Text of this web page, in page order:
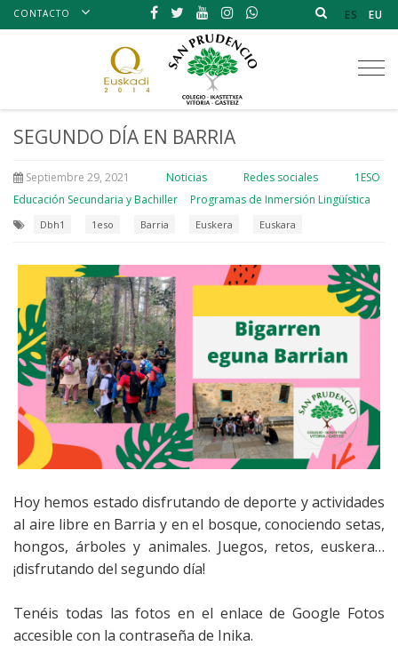
CONTACTO ES EU
SEGUNDO DÍA EN BARRIA
Septiembre 29, 2021 Noticias Redes sociales
1ESO
Educación Secundaria y Bachiller
Programas de Inmersión Lingüística
Dbh1 1eso Barria Euskera Euskara
Hoy hemos estado disfrutando de deporte y actividades
al aire libre en Barria y en el bosque, conociendo setas,
hongos, árboles y animales. Juegos, retos, euskera…
¡disfrutando del segundo día!
Tenéis todas las fotos en el enlace de Google Fotos
accesible con la contraseña de Inika.